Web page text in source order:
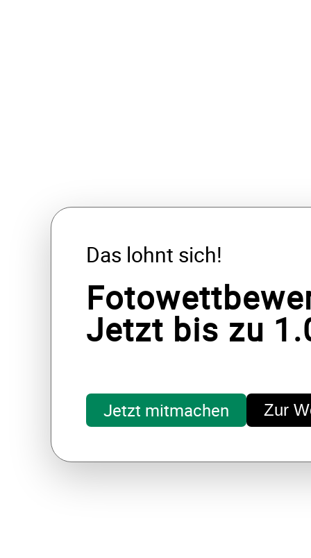
Das lohnt sich!
Jetzt bis zu
Jetzt mitmachen Zur